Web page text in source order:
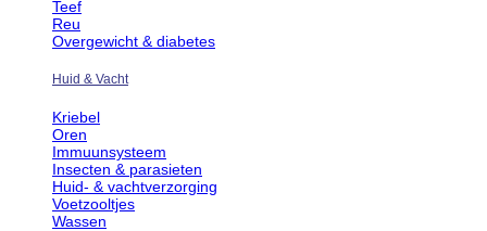
Teef
Reu
Overgewicht & diabetes
Huid & Vacht
Kriebel
Oren
Immuunsysteem
Insecten & parasieten
Huid- & vachtverzorging
Voetzooltjes
Wassen